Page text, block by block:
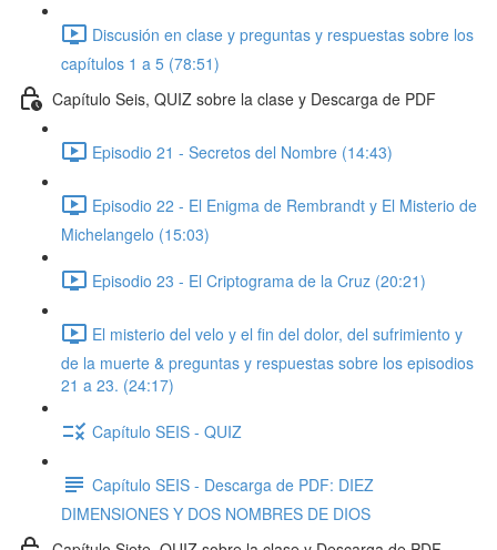
Discusión en clase y preguntas y respuestas sobre los
capítulos 1 a 5 (78:51)
Capítulo Seis, QUIZ sobre la clase y Descarga de PDF
Episodio 21 - Secretos del Nombre (14:43)
Episodio 22 - El Enigma de Rembrandt y El Misterio de
Michelangelo (15:03)
Episodio 23 - El Criptograma de la Cruz (20:21)
El misterio del velo y el fin del dolor, del sufrimiento y
de la muerte & preguntas y respuestas sobre los episodios
21 a 23. (24:17)
Capítulo SEIS - QUIZ
Capítulo SEIS - Descarga de PDF: DIEZ
DIMENSIONES Y DOS NOMBRES DE DIOS